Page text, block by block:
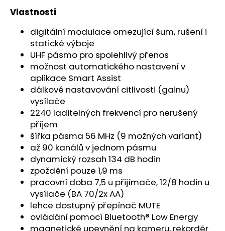
Vlastnosti
digitální modulace omezující šum, rušení i
statické výboje
UHF pásmo pro spolehlivý přenos
možnost automatického nastavení v
aplikace Smart Assist
dálkové nastavování citlivosti (gainu)
vysílače
2240 laditelných frekvencí pro nerušený
příjem
šířka pásma 56 MHz (9 možných variant)
až 90 kanálů v jednom pásmu
dynamický rozsah 134 dB hodin
zpoždění pouze 1,9 ms
pracovní doba 7,5 u přijímače, 12/8 hodin u
vysílače (BA 70/2x AA)
lehce dostupný přepínač MUTE
ovládání pomocí Bluetooth® Low Energy
e
m